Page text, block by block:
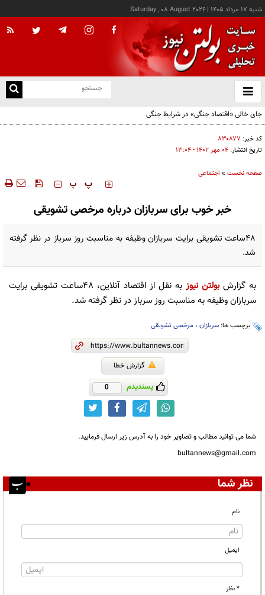
شنبه ۱۷ مرداد ۱۴۰۵ |
Saturday , 08 August 2026
باز
و
جای خالی «اقتصاد جنگی» در شرایط جنگی
کد خبر: ۸۳۰۸۷۷
تاریخ انتشار: ۰۴ مهر ۱۴۰۲ - ۱۳:۰۴
صفحه نخست » اجتماعی
‍‍‍ پ پ
خبر خوب برای سربازان درباره مرخصی تشویقی
48ساعت تشویقی برایت سربازان وظیفه به مناسبت روز سرباز در نظر گرفته
شد.
به گزارشبولتن نیوز
به نقل از اقتصاد آنلاین، 48ساعت تشویقی برایت
سربازان وظیفه به مناسبت روز سرباز در نظر گرفته شد.
برچسب ها: سربازان ، مرخصی تشویقی
گزارش خطا
پسندیدم 0
شما می توانید مطالب و تصاویر خود را به آدرس زیر ارسال فرمایید.
bultannews@gmail.com
نظر شما
نام
ایمیل
* نظر